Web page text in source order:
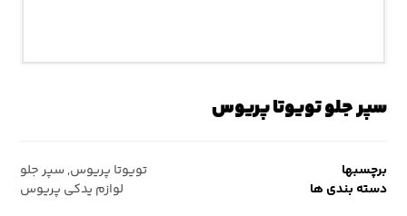
سپر جلو تویوتا پریوس
برچسبها تویوتا پریوس,سپر جلو
دسته بندی ها
لوازم یدکی پریوس